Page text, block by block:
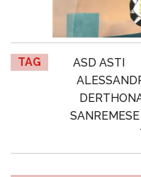
TAG ASD ASTI
SANREMESE